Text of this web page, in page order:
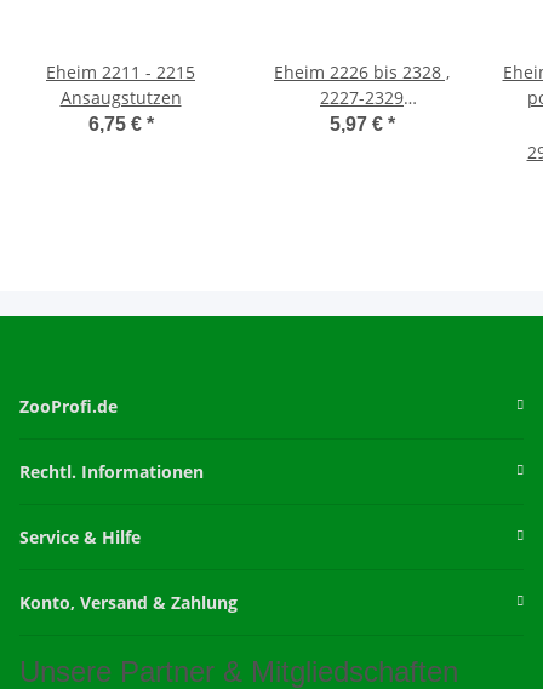
Eheim 2211 - 2215
Ansaugstutzen
6,75 € *
Eheim 2226 bis 2328 ,
2227-2329
Verriegelungshebel
5,97 € *
Eheim
ZooProfi.de
Rechtl. Informationen
Service & Hilfe
Konto, Versand & Zahlung
Unsere Partner & Mitgliedschaften